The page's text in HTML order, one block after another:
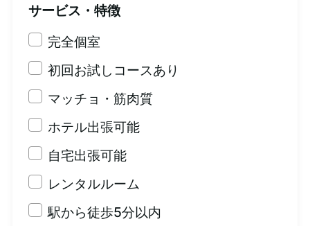
サービス・特徴
完全個室
初回お試しコースあり
マッチョ・筋肉質
ホテル出張可能
自宅出張可能
レンタルルーム
駅から徒歩5分以内